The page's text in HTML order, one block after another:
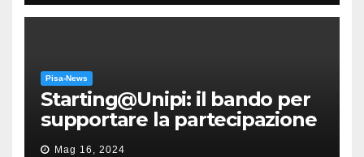
Pisa-News
Starting@Unipi: il bando per
supportare la partecipazione
all’ERC Starting Grant
Mag 16, 2024